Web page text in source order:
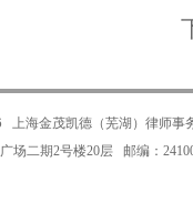
上海金茂凯德（芜湖）律师事
场二期2号楼20层 邮编：